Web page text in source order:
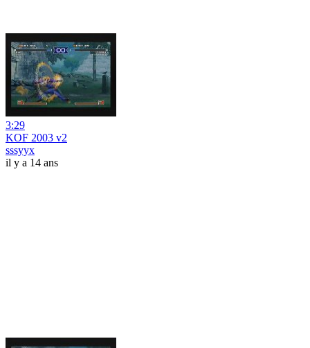
3:29
KOF 2003 v2
sssyyx
il y a 14 ans